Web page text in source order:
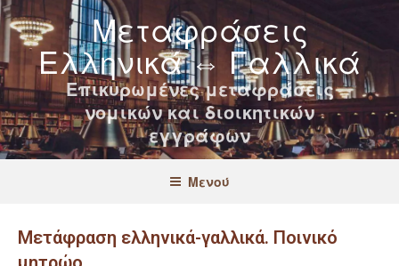
Μεταφράσεις
Ελληνικά ⇔ Γαλλικά
Επικυρωμένες μεταφράσεις
νομικών και διοικητικών
εγγράφων
Μενού
Μετάφραση ελληνικά-γαλλικά. Ποινικό